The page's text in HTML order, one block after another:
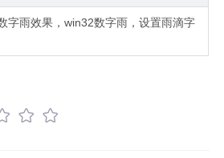
字雨效果，win32数字雨，设置雨滴字